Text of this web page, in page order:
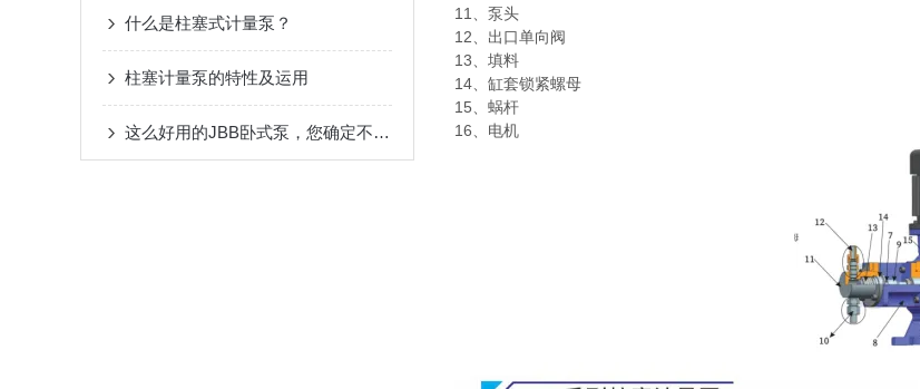
什么是柱塞式计量泵？
柱塞计量泵的特性及运用
这么好用的JBB卧式泵，您确定不了解一下吗
11、泵头
12、出口单向阀
13、填料
14、缸套锁紧螺母
15、蜗杆
16、电机